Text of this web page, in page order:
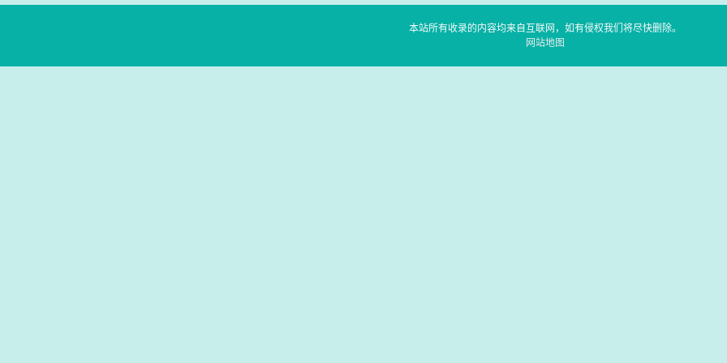
本站所有收录的内容均来自互联网，如有侵权我们将尽快删除。
网站地图